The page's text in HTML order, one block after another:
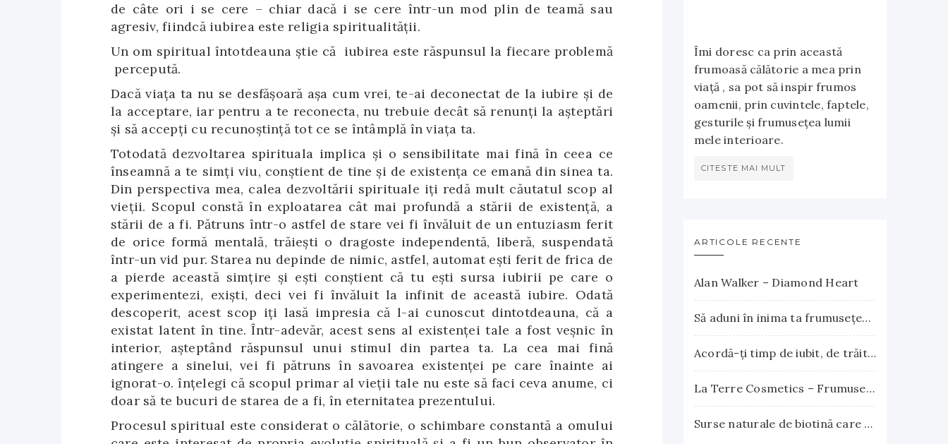
de câte ori i se cere – chiar dacă i se cere într-un mod plin de teamă sau
agresiv, fiindcă iubirea este religia spiritualității.
Un om spiritual întotdeauna știe că iubirea este răspunsul la fiecare problemă
percepută.
Dacă viața ta nu se desfășoară așa cum vrei, te-ai deconectat de la iubire și de
la acceptare, iar pentru a te reconecta, nu trebuie decât să renunți la așteptări
și să accepți cu recunoștință tot ce se întâmplă în viața ta.
Totodată dezvoltarea spirituala implica și o sensibilitate mai fină în ceea ce
înseamnă a te simți viu, conștient de tine și de existența ce emană din sinea ta.
Din perspectiva mea, calea dezvoltării spirituale iți redă mult căutatul scop al
vieții. Scopul constă în exploatarea cât mai profundă a stării de existență, a
stării de a fi. Pătruns într-o astfel de stare vei fi învăluit de un entuziasm ferit
de orice formă mentală, trăiești o dragoste independentă, liberă, suspendată
într-un vid pur. Starea nu depinde de nimic, astfel, automat ești ferit de frica de
a pierde această simțire și ești conștient că tu ești sursa iubirii pe care o
experimentezi, exiști, deci vei fi învăluit la infinit de această iubire. Odată
descoperit, acest scop iți lasă impresia că l-ai cunoscut dintotdeauna, că a
existat latent în tine. Într-adevăr, acest sens al existenței tale a fost veșnic în
interior, așteptând răspunsul unui stimul din partea ta. La cea mai fină
atingere a sinelui, vei fi pătruns în savoarea existenței pe care înainte ai
ignorat-o. înțelegi că scopul primar al vieții tale nu este să faci ceva anume, ci
doar să te bucuri de starea de a fi, în eternitatea prezentului.
Procesul spiritual este considerat o călătorie, o schimbare constantă a omului
Îmi doresc ca prin această
frumoasă călătorie a mea prin
viață , sa pot să inspir frumos
oamenii, prin cuvintele, faptele,
gesturile și frumusețea lumii
mele interioare.
CITESTE MAI MULT
ARTICOLE RECENTE
Alan Walker – Diamond Heart
Să aduni în inima ta frumuseţea apusului şi explozia nesfârşită a răsăritului
Acordă-ţi timp de iubit, de trăit, de gândit, de iertat
La Terre Cosmetics – Frumuseţea autentică, inspirată din natură
Surse naturale de biotină care încurajează creşterea părului. Vitamina B7 susţine sănătatea părului, pielii şi unghiilor